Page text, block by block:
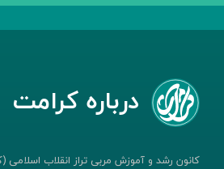
درباره کرامت
کانون رشد و آموزش مربی تراز انقلاب